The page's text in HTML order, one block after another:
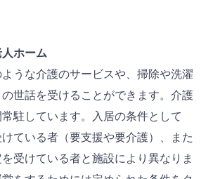
人ホーム
うな介護のサービスや、掃除や洗濯
世話を受けることができます。介護
駐しています。入居の条件として
ている者（要支援や要介護）、また
受けている者と施設により異なりま